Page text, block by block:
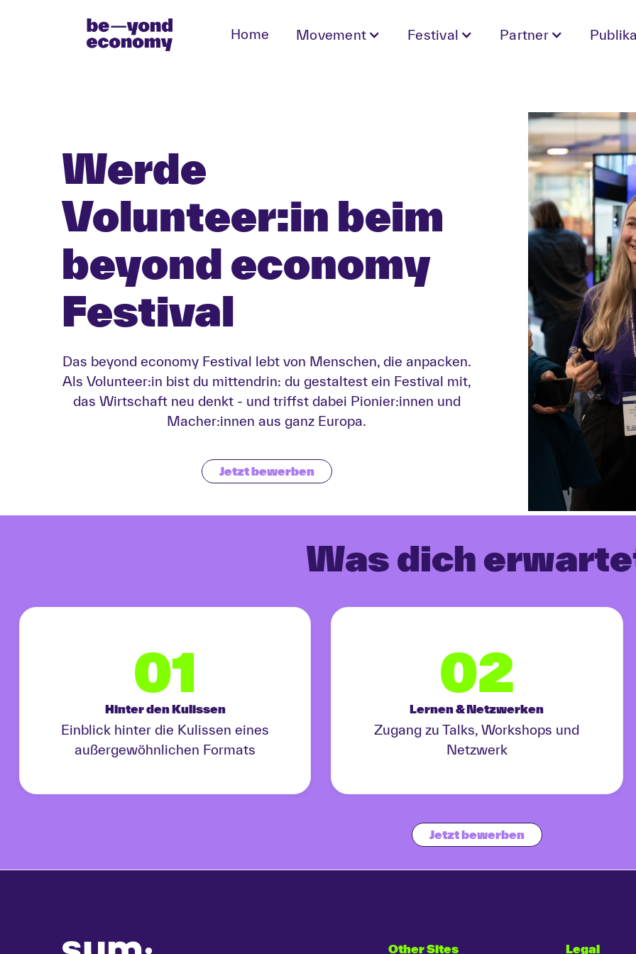
Home Movement Festival Partner
Werde
Volunteer:in beim
beyond economy
Festival
Das beyond economy Festival lebt von Menschen, die anpacken.
Als Volunteer:in bist du mittendrin: du gestaltest ein Festival mit,
das Wirtschaft neu denkt - und triffst dabei Pionier:innen und
Macher:innen aus ganz Europa.
Jetzt bewerben
Was dich
01
Hinter den Kulissen
Einblick hinter die Kulissen eines
außergewöhnlichen Formats
02
Lernen & Netzwerken
Zugang zu Talks, Workshops und
Netzwerk
Jetzt bewerben
Other Sites Legal